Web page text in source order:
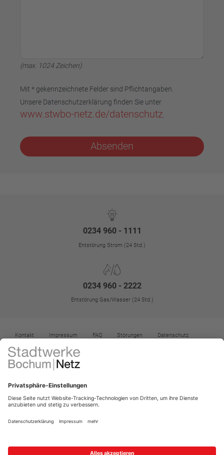
(max. 1024 Zeichen)
Mit * gekennzeichnete Felder sind Pflichtangaben.
Unsere Datenschutzerklärung finden Sie unter
www.stwbo-netz.de/datenschutz
Absenden
0234 960 - 1111
Entstörung Strom (24 Std.)
0234 960 - 2222
Entstörung Gas/Wasser (24 Std.)
Kontakt Impressum FAQ Störungen
Datenschutz
Datenschutz-Einstellungen
Vertrag widerrufen